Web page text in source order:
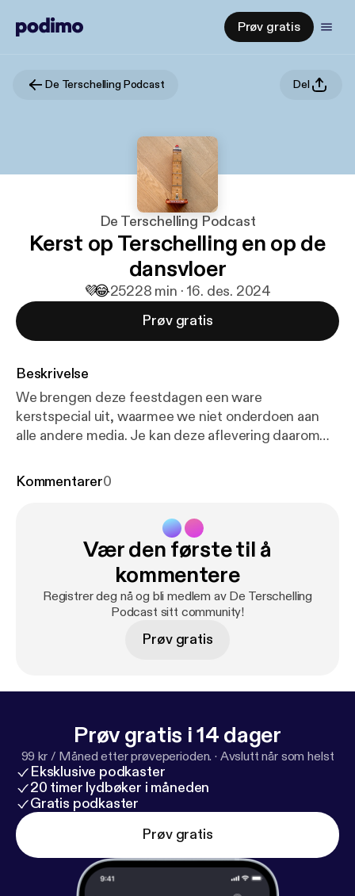
Prøv gratis
De Terschelling Podcast Del
De Terschelling Podcast
Kerst op Terschelling en op de
dansvloer
💜😂25228 min · 16. des. 2024
Prøv gratis
Beskrivelse
We brengen deze feestdagen een ware
kerstspecial uit, waarmee we niet onderdoen aan
alle andere media. Je kan deze aflevering daarom
kerstdagen om met de familie te genieten van
kerstige activiteiten die Terschelling deze winter te
bieden heeft.
Kommentarer0
Vær den første til å
kommentere
Registrer deg nå og bli medlem av De Terschelling
Podcast sitt community!
Prøv gratis
Prøv gratis i 14 dager
99 kr / Måned etter prøveperioden. · Avslutt når som helst
Eksklusive podkaster
20 timer lydbøker i måneden
Gratis podkaster
Prøv gratis